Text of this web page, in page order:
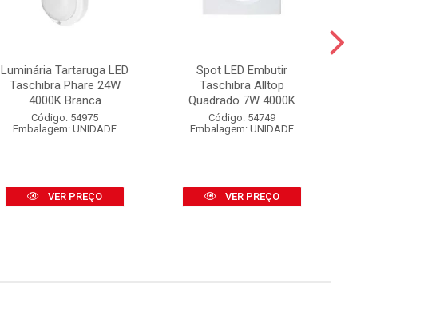
Luminária Tartaruga LED
Taschibra Phare 24W
4000K Branca
Código: 54975
Embalagem: UNIDADE
VER PREÇO
Spot LED Embutir
Taschibra Alltop
Quadrado 7W 4000K
Código: 54749
Embalagem: UNIDADE
VER PREÇO